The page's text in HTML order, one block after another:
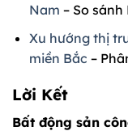
Nam – So
Xu hướng thị
miền Bắc –
Lời Kết
Bất động sản